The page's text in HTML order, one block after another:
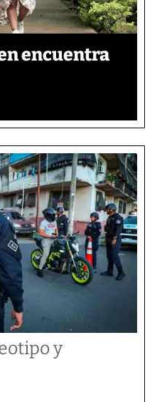
encuentra
y